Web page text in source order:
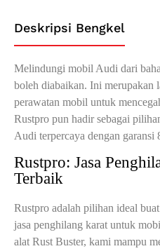
Deskripsi Bengkel
Melindungi mobil Audi dari
boleh diabaikan. Ini merupakan
perawatan mobil untuk
Rustpro pun hadir sebagai
Audi terpercaya dengan garansi
Rustpro: Jasa
Terbaik
Rustpro adalah pilihan ideal
jasa penghilang karat untuk
alat Rust Buster, kami mampu